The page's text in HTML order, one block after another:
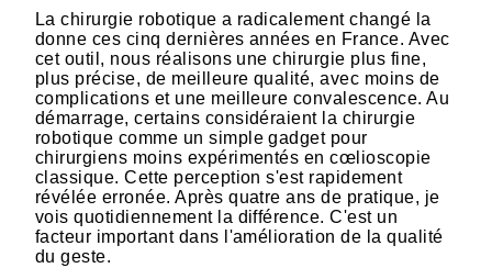
La chirurgie robotique a radicalement changé la
donne ces cinq dernières années en France. Avec
cet outil, nous réalisons une chirurgie plus fine,
plus précise, de meilleure qualité, avec moins de
complications et une meilleure convalescence. Au
démarrage, certains considéraient la chirurgie
robotique comme un simple gadget pour
chirurgiens moins expérimentés en cœlioscopie
classique. Cette perception s'est rapidement
révélée erronée. Après quatre ans de pratique, je
vois quotidiennement la différence. C'est un
facteur important dans l'amélioration de la qualité
du geste.